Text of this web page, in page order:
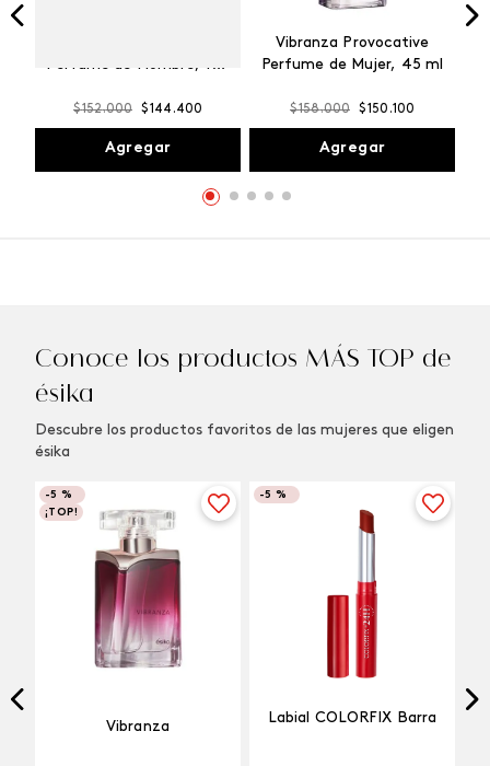
Perfume de Hombre, 100
$152.000 $144 .400
Agregar
Vibranza Provocative
Perfume de Mujer, 45 ml
$158.000 $150 .100
Agregar
Conoce los productos MÁS TOP de
ésika
Descubre los productos favoritos de las mujeres que eligen
ésika
-5 %
¡TOP!
Vibranza
-5 %
Labial COLORFIX Barra